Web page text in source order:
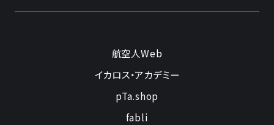
航空人Web
イカロス・アカデミー
pTa.shop
fabli